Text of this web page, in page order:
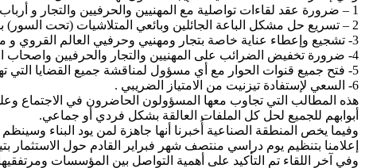
1 – ضرورة عقد لقاءات تواصلية مع المهنيين والحرفيين والتجار و أرباب المطاعم والمقاهي والمخابز لمناقشة جميع الامور المتعلقة بهم والخاصة بإدارة الضرائب وصندوق الضمان الاجتماعي.
2 – تسريع حل مشكل الباعة الجائلين وبائعي المتلاشيات (تحت السور) بشكل يحفظ كرامتهم ويحمي حقوق التجار المهيكلين .
3- تشجيع وإعطاء عناية خاصة بتجار ومهنيي وحرفيي العالم القروي و منحهم كافة المساعدات والتسهيلات لضمان بقائهم في خدمة المواطن القروي.
4- ضرورة تخفيض الضرائب على المهنيين والتجار والحرفيين واصحاب المقاهي والمطاعم والمخابز والمنعشين العقاريين وكافة الفاعلين الاقتصاديين بإقليم تيزنيت الذي تعرف فيه التجارة أزمة وتراجع خطير.
5- فتح جميع قنوات الحوار مع أي مسؤول لمناقشة جميع القضايا التي تهم كل الفعاليات الاقتصادية بالإقليم .
6- السعي لإستفادة تيزنيت من الامتياز الضريبي .
هذه المطالب التي تجاوب معها المسؤولون الحاضرون في الاجتماع
أبوابهم للجميع لحل كل الملفات العالقة بشكل فردي أو جماعي.
وفيما يخص المنطقة الصناعية أُخبرنا أنها جاهزة لمن يود البناء
إعلامنا بتنظيم يوم دراسي منتصف شهر فبراير القادم حول الاستثمار
وفي آخر اللقاء تم التأكيد على أهمية التواصل بين المؤسسات